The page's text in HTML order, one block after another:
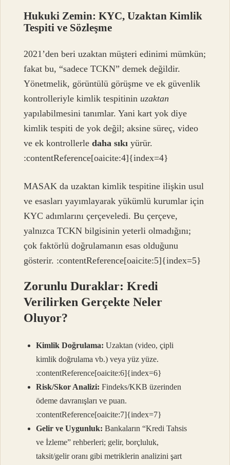
Hukuki Zemin: KYC, Uzaktan Kimlik
Tespiti ve Sözleşme
2021’den beri uzaktan müşteri edinimi mümkün;
fakat bu, “sadece TCKN” demek değildir.
Yönetmelik, görüntülü görüşme ve ek güvenlik
kontrolleriyle kimlik tespitinin uzaktan
yapılabilmesini tanımlar. Yani kart yok diye
kimlik tespiti de yok değil; aksine süreç, video
ve ek kontrollerledaha sıkı yürür.
:contentReference[oaicite:4]{index=4}
MASAK da uzaktan kimlik tespitine ilişkin usul
ve esasları yayımlayarak yükümlü kurumlar için
KYC adımlarını çerçeveledi. Bu çerçeve,
yalnızca TCKN bilgisinin yeterli olmadığını;
çok faktörlü doğrulamanın esas olduğunu
gösterir. :contentReference[oaicite:5]{index=5}
Zorunlu Duraklar: Kredi
Verilirken Gerçekte Neler
Oluyor?
Kimlik Doğrulama: Uzaktan (video, çipli
kimlik doğrulama vb.) veya yüz yüze.
:contentReference[oaicite:6]{index=6}
Risk/Skor Analizi: Findeks/KKB üzerinden
ödeme davranışları ve puan.
:contentReference[oaicite:7]{index=7}
Gelir ve Uygunluk: Bankaların “Kredi Tahsis
ve İzleme” rehberleri; gelir, borçluluk,
taksit/gelir oranı gibi metriklerin analizini şart